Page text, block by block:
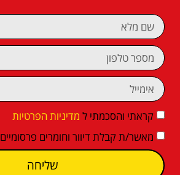
קראתי והסכמתי ל מדיניות הפרטיות
מאשר/ת קבלת דיוור וחומרים פרסומיים
שליחה